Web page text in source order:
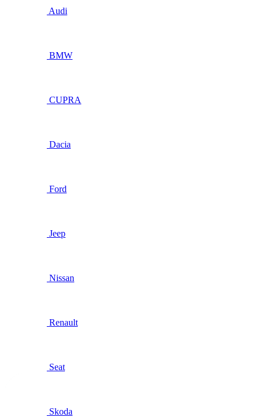
Audi
BMW
CUPRA
Dacia
Ford
Jeep
Nissan
Renault
Seat
Skoda